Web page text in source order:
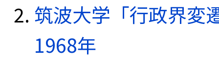
筑波大学「行政界変
1968年